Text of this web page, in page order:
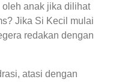
anak jika dilihat
Jika Si Kecil mulai
redakan dengan
atasi dengan